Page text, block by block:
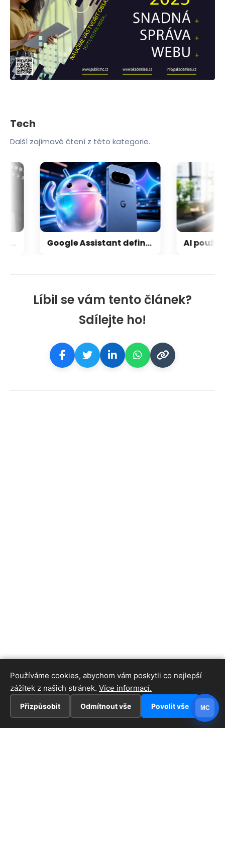
Líbil se vám tento článek?
Sdílejte ho!
Tech
Další zajímavé čtení z této kategorie.
Google Assistant definitivně končí! Víme, kdy jej Google pošle do věčných lovišť
Používáme cookies, abychom vám poskytli co nejlepší
zážitek z našich stránek. Více informací.
Přizpůsobit Odmítnout vše Povolit vše MC